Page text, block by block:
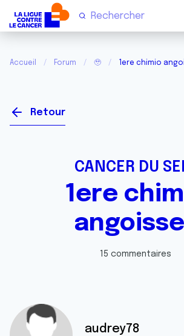
Accueil Forum 🥹 1ere chimio
Retour
CANCER DU
1ere
15 commentaires
audrey78